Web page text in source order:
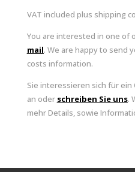
VAT included plus shipping
You are interested in one of
mail. We are happy to send
costs information.
Sie interessieren sich für
an oder schreiben Sie uns.
mehr Details, sowie